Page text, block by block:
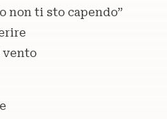
non ti sto capendo”
vento